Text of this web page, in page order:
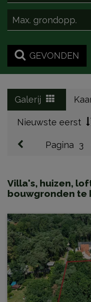
GEVONDEN
Galerij
Nieuwste eerst
Pagina 3
Villa's, huizen,
bouwgronden te